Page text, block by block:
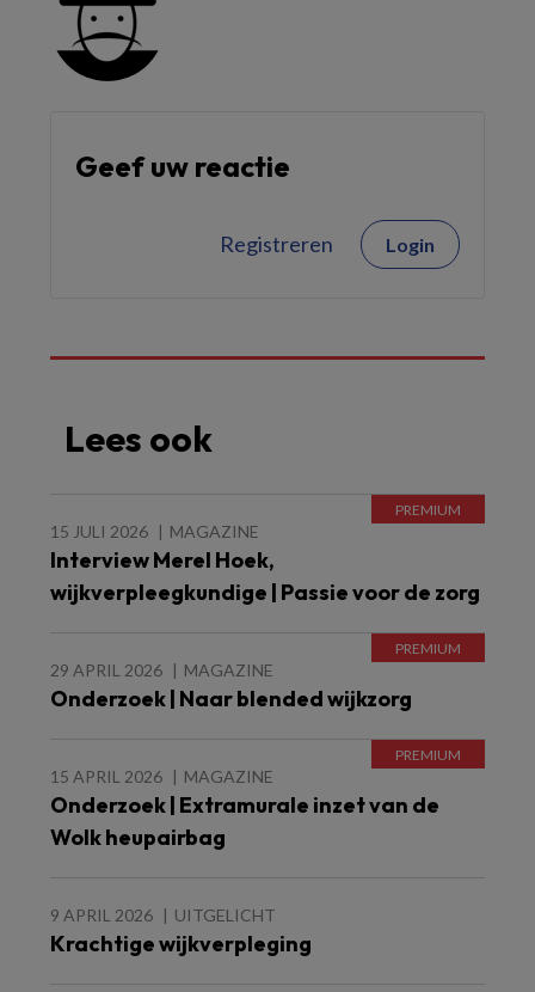
Geef uw reactie
Registreren Login
Lees ook
15 JULI 2026 MAGAZINE
Interview Merel Hoek,
wijkverpleegkundige | Passie voor de zorg
29 APRIL 2026 MAGAZINE
Onderzoek | Naar blended wijkzorg
15 APRIL 2026 MAGAZINE
Onderzoek | Extramurale inzet van de
Wolk heupairbag
9 APRIL 2026 UITGELICHT
Krachtige wijkverpleging